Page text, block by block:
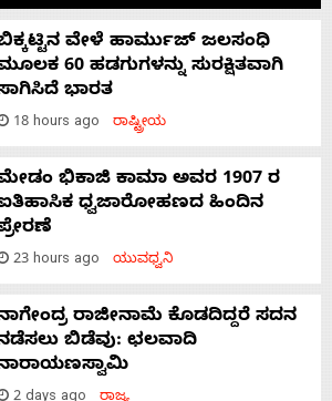
ವೇಳೆ ಹಾರ್ಮುಜ್ ಜಲಸಂಧಿ
60 ಹಡಗುಗಳನ್ನು ಸುರಕ್ಷಿತವಾಗಿ
ಭಾರತ
18 hours ago ರಾಷ್ಟ್ರೀಯ
ಭಿಕಾಜಿ ಕಾಮಾ ಅವರ 1907 ರ
ಧ್ವಜಾರೋಹಣದ ಹಿಂದಿನ
23 hours ago ಯುವಧ್ವನಿ
ರಾಜೀನಾಮೆ ಕೊಡದಿದ್ದರೆ ಸದನ
ಬಿಡೆವು: ಛಲವಾದಿ